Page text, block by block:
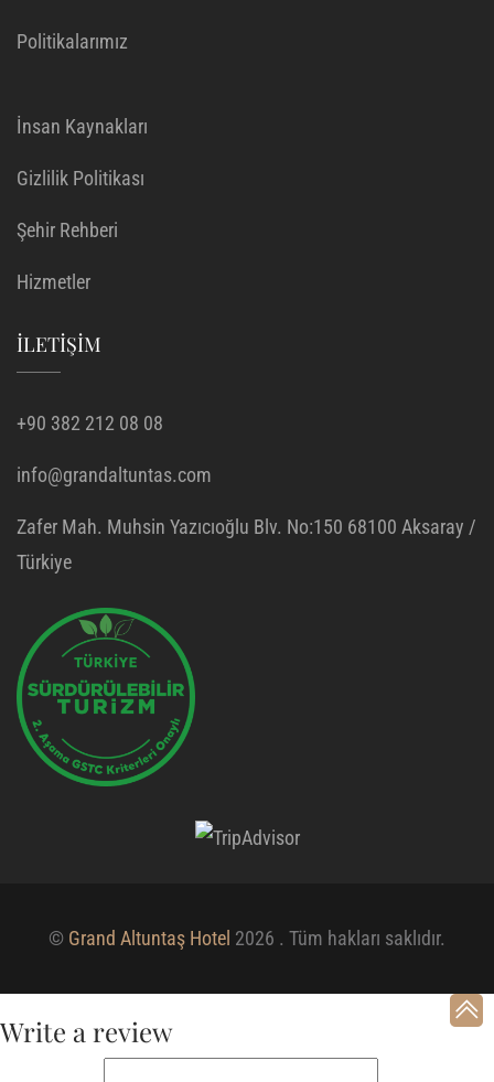
Politikalarımız
İnsan Kaynakları
Gizlilik Politikası
Şehir Rehberi
Hizmetler
İLETIŞIM
+90 382 212 08 08
info@grandaltuntas.com
Zafer Mah. Muhsin Yazıcıoğlu Blv. No:150 68100 Aksaray /
Türkiye
© Grand Altuntaş Hotel 2026 . Tüm hakları saklıdır.
Write a review